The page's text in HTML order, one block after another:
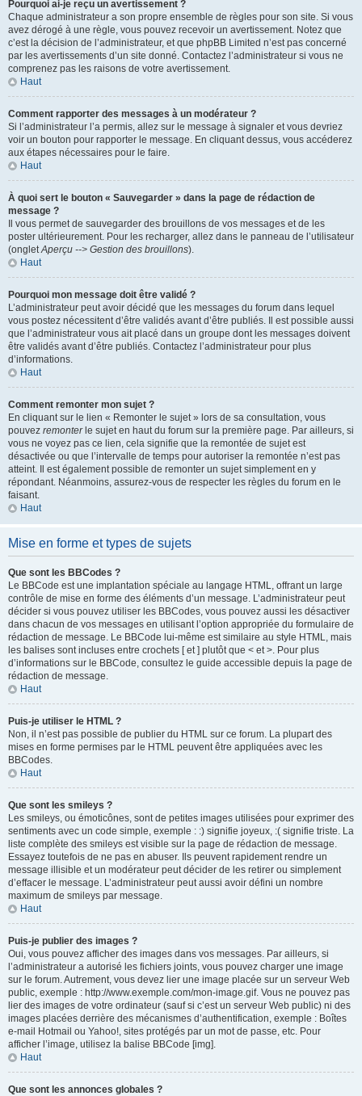
Pourquoi ai-je reçu un avertissement ?
Chaque administrateur a son propre ensemble de règles pour son site. Si vous
avez dérogé à une règle, vous pouvez recevoir un avertissement. Notez que
c’est la décision de l’administrateur, et que phpBB Limited n’est pas concerné
par les avertissements d’un site donné. Contactez l’administrateur si vous ne
comprenez pas les raisons de votre avertissement.
Haut
Comment rapporter des messages à un modérateur ?
Si l’administrateur l’a permis, allez sur le message à signaler et vous devriez
voir un bouton pour rapporter le message. En cliquant dessus, vous accéderez
aux étapes nécessaires pour le faire.
Haut
À quoi sert le bouton « Sauvegarder » dans la page de rédaction de
message ?
Il vous permet de sauvegarder des brouillons de vos messages et de les
poster ultérieurement. Pour les recharger, allez dans le panneau de l’utilisateur
(ongletAperçu --> Gestion des brouillons).
Haut
Pourquoi mon message doit être validé ?
L’administrateur peut avoir décidé que les messages du forum dans lequel
vous postez nécessitent d’être validés avant d’être publiés. Il est possible aussi
que l’administrateur vous ait placé dans un groupe dont les messages doivent
être validés avant d’être publiés. Contactez l’administrateur pour plus
d’informations.
Haut
Comment remonter mon sujet ?
En cliquant sur le lien « Remonter le sujet » lors de sa consultation, vous
pouvez remonterle sujet en haut du forum sur la première page. Par ailleurs, si
vous ne voyez pas ce lien, cela signifie que la remontée de sujet est
désactivée ou que l’intervalle de temps pour autoriser la remontée n’est pas
atteint. Il est également possible de remonter un sujet simplement en y
répondant. Néanmoins, assurez-vous de respecter les règles du forum en le
faisant.
Haut
Mise en forme et types de sujets
Que sont les BBCodes ?
Le BBCode est une implantation spéciale au langage HTML, offrant un large
contrôle de mise en forme des éléments d’un message. L’administrateur peut
décider si vous pouvez utiliser les BBCodes, vous pouvez aussi les désactiver
dans chacun de vos messages en utilisant l’option appropriée du formulaire de
rédaction de message. Le BBCode lui-même est similaire au style HTML, mais
les balises sont incluses entre crochets [ et ] plutôt que < et >. Pour plus
d’informations sur le BBCode, consultez le guide accessible depuis la page de
rédaction de message.
Haut
Puis-je utiliser le HTML ?
Non, il n’est pas possible de publier du HTML sur ce forum. La plupart des
mises en forme permises par le HTML peuvent être appliquées avec les
BBCodes.
Haut
Que sont les smileys ?
Les smileys, ou émoticônes, sont de petites images utilisées pour exprimer des
sentiments avec un code simple, exemple : :) signifie joyeux, :( signifie triste. La
liste complète des smileys est visible sur la page de rédaction de message.
Essayez toutefois de ne pas en abuser. Ils peuvent rapidement rendre un
message illisible et un modérateur peut décider de les retirer ou simplement
d’effacer le message. L’administrateur peut aussi avoir défini un nombre
maximum de smileys par message.
Haut
Puis-je publier des images ?
Oui, vous pouvez afficher des images dans vos messages. Par ailleurs, si
l’administrateur a autorisé les fichiers joints, vous pouvez charger une image
sur le forum. Autrement, vous devez lier une image placée sur un serveur Web
public, exemple : http://www.exemple.com/mon-image.gif. Vous ne pouvez pas
lier des images de votre ordinateur (sauf si c’est un serveur Web public) ni des
images placées derrière des mécanismes d’authentification, exemple : Boîtes
e-mail Hotmail ou Yahoo!, sites protégés par un mot de passe, etc. Pour
afficher l’image, utilisez la balise BBCode [img].
Haut
Que sont les annonces globales ?